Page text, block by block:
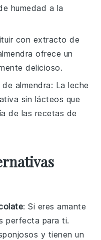
humedad a la
con extracto de
ofrece un
delicioso.
de almendra: La leche
sin lácteos que
de las recetas de
: Si eres amante
perfecta para ti.
y tienen un